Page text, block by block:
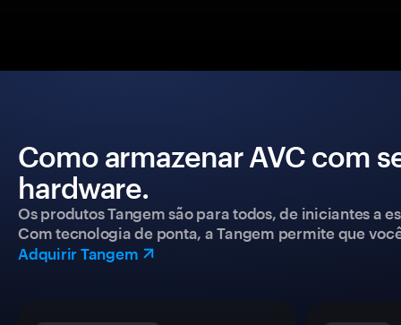
Como armazenar AVC com
hardware.
Os produtos Tangem são para todos, de iniciantes a
Com tecnologia de ponta, a Tangem permite que
Adquirir Tangem